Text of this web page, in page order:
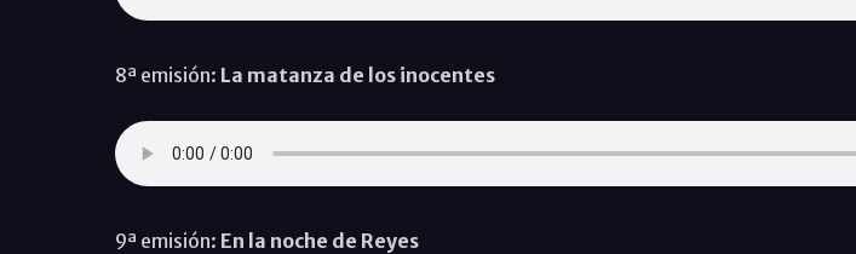
8ª emisión: La matanza de los inocentes
9ª emisión: En la noche de Reyes